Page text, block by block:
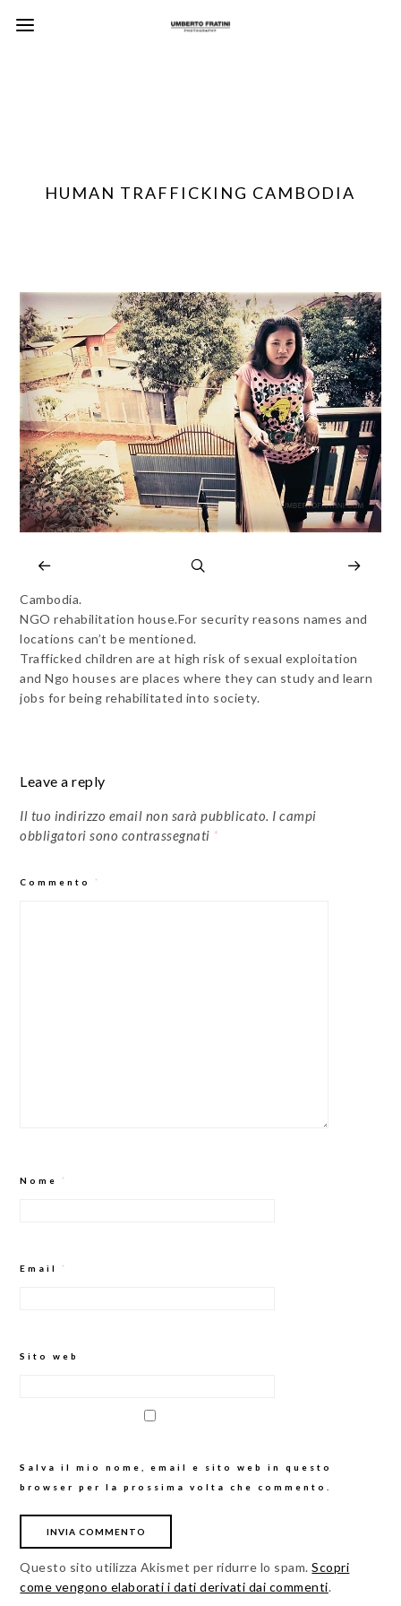
HUMAN TRAFFICKING CAMBODIA
Cambodia.
NGO rehabilitation house.For security reasons names and
locations can’t be mentioned.
Trafficked children are at high risk of sexual exploitation
and Ngo houses are places where they can study and learn
jobs for being rehabilitated into society.
Leave a reply
Il tuo indirizzo email non sarà pubblicato. I campi
obbligatori sono contrassegnati *
Commento *
Nome *
Email *
Sito web
Salva il mio nome, email e sito web in questo
browser per la prossima volta che commento.
Questo sito utilizza Akismet per ridurre lo spam.Scopri
come vengono elaborati i dati derivati dai commenti.